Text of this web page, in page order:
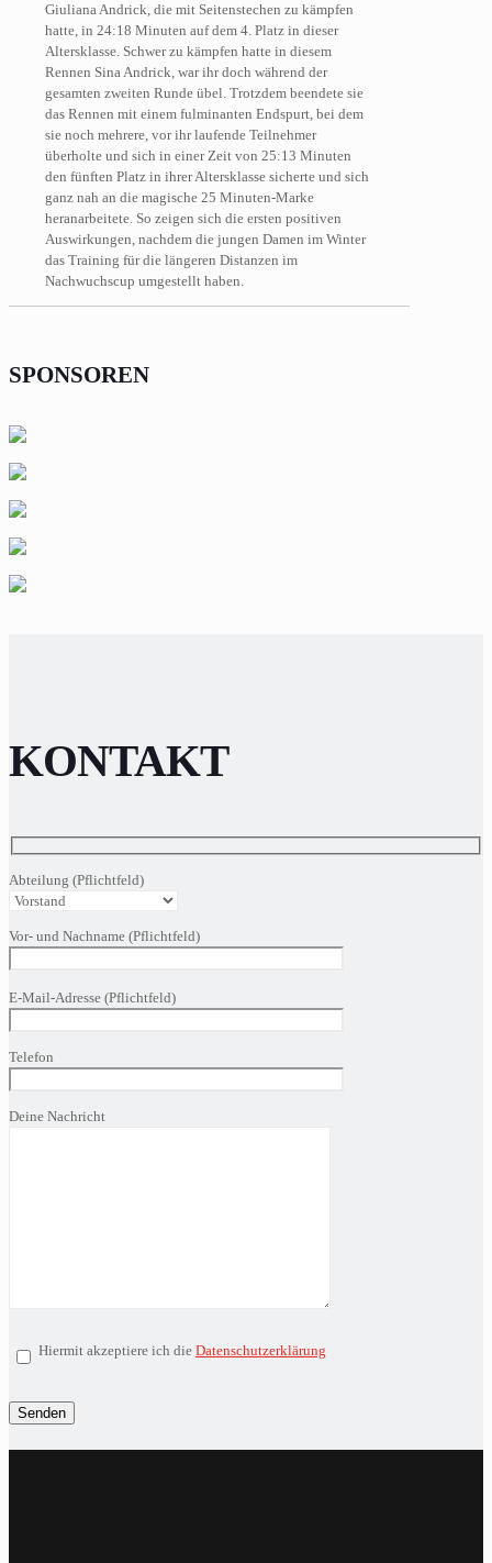
Giuliana Andrick, die mit Seitenstechen zu kämpfen
hatte, in 24:18 Minuten auf dem 4. Platz in dieser
Altersklasse. Schwer zu kämpfen hatte in diesem
Rennen Sina Andrick, war ihr doch während der
gesamten zweiten Runde übel. Trotzdem beendete sie
das Rennen mit einem fulminanten Endspurt, bei dem
sie noch mehrere, vor ihr laufende Teilnehmer
überholte und sich in einer Zeit von 25:13 Minuten
den fünften Platz in ihrer Altersklasse sicherte und sich
ganz nah an die magische 25 Minuten-Marke
heranarbeitete. So zeigen sich die ersten positiven
Auswirkungen, nachdem die jungen Damen im Winter
das Training für die längeren Distanzen im
Nachwuchscup umgestellt haben.
SPONSOREN
KONTAKT
Abteilung (Pflichtfeld)
Vor- und Nachname (Pflichtfeld)
lasse
leer.
E-Mail-Adresse (Pflichtfeld)
Telefon
Deine Nachricht
Hiermit akzeptiere ich die Datenschutzerklärung